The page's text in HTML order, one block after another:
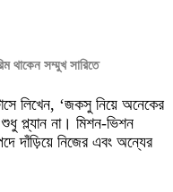
থাকেন সম্মুখ সারিতে
লিখেন, ‘জকসু নিয়ে অনেকের
প্ল্যান না। মিশন-ভিশন
দাঁড়িয়ে নিজের এবং অন্যের